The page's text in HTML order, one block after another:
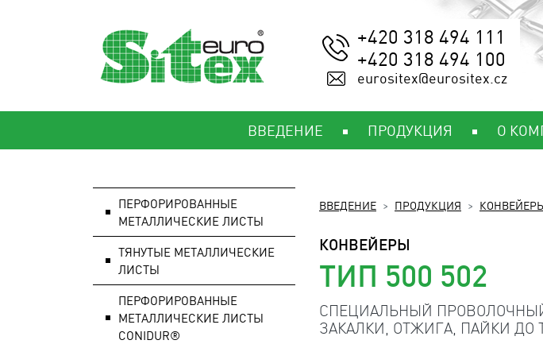
+420 318 494 111
+420 318 494 100
eurositex@eurositex.cz
ВВЕДЕНИЕ ПРОДУКЦИЯ О
ВВЕДЕНИЕ ПРОДУКЦИЯ
КОНВЕЙЕРЫ
ТИП 500 502
СПЕЦИАЛЬНЫЙ
ЗАКАЛКИ, ОТЖИГА, ПАЙКИ ДО
ПЕРФОРИРОВАННЫЕ
МЕТАЛЛИЧЕСКИЕ ЛИСТЫ
ТЯНУТЫЕ МЕТАЛЛИЧЕСКИЕ
ЛИСТЫ
ПЕРФОРИРОВАННЫЕ
МЕТАЛЛИЧЕСКИЕ ЛИСТЫ
CONIDUR®